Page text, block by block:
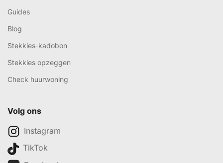
Guides
Blog
Stekkies-kadobon
Stekkies opzeggen
Check huurwoning
Volg ons
Instagram
TikTok